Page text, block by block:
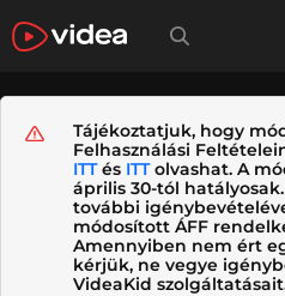
Tájékoztatjuk, hogy
Felhasználási
ITTés ITTolvashat. A
április 30-tól
további
módosított ÁFF
Amennyiben nem ért
kérjük, ne vegye
VideaKid